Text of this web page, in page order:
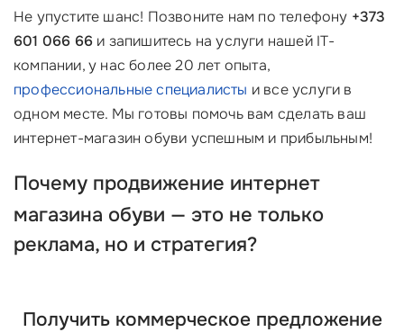
Не упустите шанс! Позвоните нам по телефону +373
601 066 66 и запишитесь на услуги нашей IT-
компании, у нас более 20 лет опыта,
профессиональные специалисты и все услуги в
одном месте. Мы готовы помочь вам сделать ваш
интернет-магазин обуви успешным и прибыльным!
Почему продвижение интернет
магазина обуви — это не только
реклама, но и стратегия?
Получить коммерческое предложение